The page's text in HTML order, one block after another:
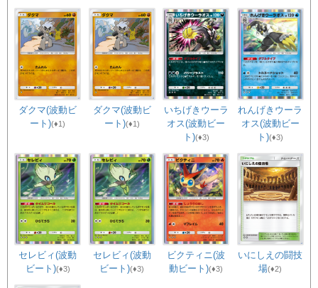
ダクマ(波動ビ
ート)(♦1)
ダクマ(波動ビ
ート)(♦1)
いちげきウーラ
オス(波動ビー
ト)(♦3)
れんげきウーラ
オス(波動ビー
ト)(♦3)
セレビィ(波動
ビート)(♦3)
セレビィ(波動
ビート)(♦3)
ビクティニ(波
動ビート)(♦3)
いにしえの闘技
場(♦2)